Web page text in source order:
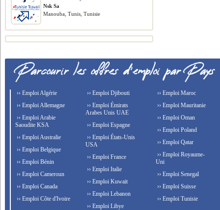
Nsk Sa
Manouba, Tunis, Tunisie
›› Emploi Algérie
›› Emploi Allemagne
›› Emploi Arabie
Saoudite KSA
›› Emploi Australie
›› Emploi Belgique
›› Emploi Bénin
›› Emploi Cameroun
›› Emploi Canada
›› Emploi Côte d'Ivoire
›› Emploi Djibouti
›› Emploi Émirats
Arabes Unis UAE
›› Emploi Espagne
›› Emploi États-Unis
USA
›› Emploi France
›› Emploi Italie
›› Emploi Kuwait
›› Emploi Lebanon
›› Emploi Libye
›› Emploi Maroc
›› Emploi Mauritanie
›› Emploi Oman
›› Emploi Poland
›› Emploi Qatar
›› Emploi Royaume-
Uni
›› Emploi Senegal
›› Emploi Suisse
›› Emploi Tunisie